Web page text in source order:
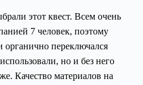
этот квест. Всем очень
7 человек, поэтому
органично переключался
но и без него
Качество материалов на